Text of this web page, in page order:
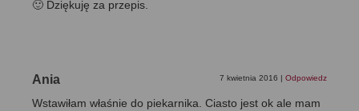
🙂 Dziękuję za przepis.
Ania 7 kwietnia 2016 | Odpowiedz
Wstawiłam właśnie do piekarnika. Ciasto jest ok ale mam